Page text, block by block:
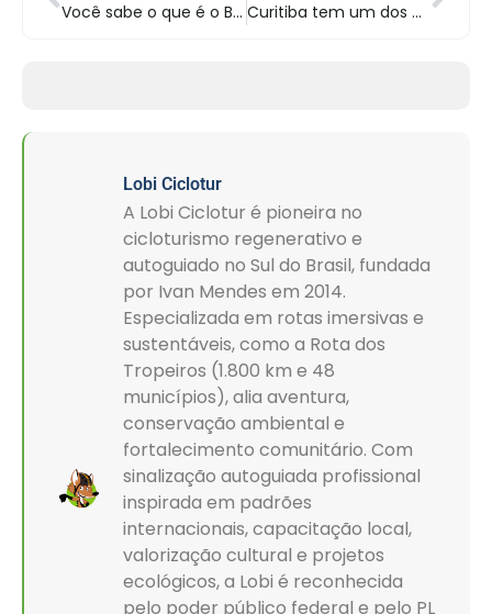
Você sabe o que é o Bikefit ? Curitiba tem um dos melhores mecânicos de bike do Brasil
Lobi Ciclotur
A Lobi Ciclotur é pioneira no
cicloturismo regenerativo e
autoguiado no Sul do Brasil, fundada
por Ivan Mendes em 2014.
Especializada em rotas imersivas e
sustentáveis, como a Rota dos
Tropeiros (1.800 km e 48
municípios), alia aventura,
conservação ambiental e
fortalecimento comunitário. Com
sinalização autoguiada profissional
inspirada em padrões
internacionais, capacitação local,
valorização cultural e projetos
ecológicos, a Lobi é reconhecida
pelo poder público federal e pelo PL